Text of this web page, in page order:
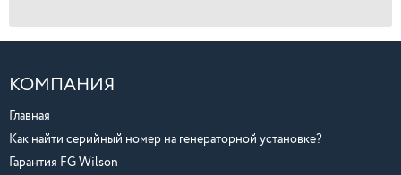
КОМПАНИЯ
Главная
Как найти серийный номер на генераторной установке?
Гарантия FG Wilson